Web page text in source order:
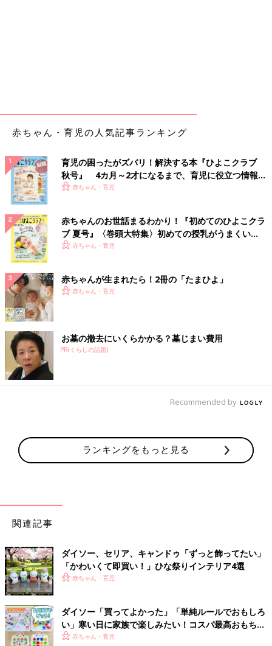
出典：Instagramアカウント「michel_d23」
こちらは、みしぇるさんが再販を待って購入した「竹ボックスミ
リだそう♪ 330円とは思えないクオリティですね！
インテリアにも馴染みやすい！マガジンラック
赤ちゃん・育児の人気記事ランキング
育児の困ったがズバリ！解決する本『ひよこクラブ
秋号』 4カ月～2才になるまで、育児に役立つ情報が
いっぱい！
赤ちゃん・育児
赤ちゃんのお世話まるわかり！『初めてのひよこクラ
ブ 夏号』〈巻頭大特集〉初めての授乳がうまくい
く！ おっぱい・ミルクの基本と夏のトラブル 解決テ
赤ちゃん・育児
赤ちゃんが生まれたら！2冊の「たまひよ」
赤ちゃん・育児
お墓の撤去にいくらかかる？墓じまい費用
PR(くらしの話題)
Recommended by
ランキングをもっと見る
関連記事
ダイソー、セリア、キャンドゥ「ずっと飾ってたい」
「かわいくて即買い！」ひな祭りインテリア4選
赤ちゃん・育児
ダイソー「買ってよかった」「単純ルールでおもしろ
い」寒い日に家族で楽しみたい！コスパ最高おもちゃ
4選赤ちゃん・育児